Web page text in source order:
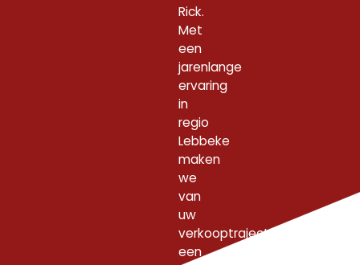
Rick.
Met
een
jarenlange
ervaring
in
regio
Lebbeke
maken
we
van
uw
verkooptraject
een